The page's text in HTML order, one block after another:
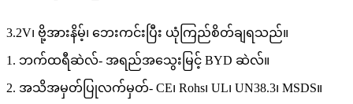
3.2V၊ ဗို့အားနိမ့်၊ ဘေးကင်းပြီး ယုံကြည်စိတ်ချရသည်။
1. ဘက်ထရီဆဲလ်- အရည်အသွေးမြင့် BYD ဆဲလ်။
2. အသိအမှတ်ပြုလက်မှတ်- CE၊ Rohs၊ UL၊ UN38.3၊ MSDS။